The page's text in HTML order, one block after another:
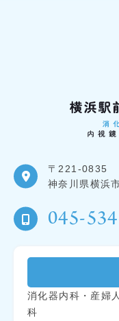
〒221-0835
神奈川県横浜
045-
消化器内科・産婦
科